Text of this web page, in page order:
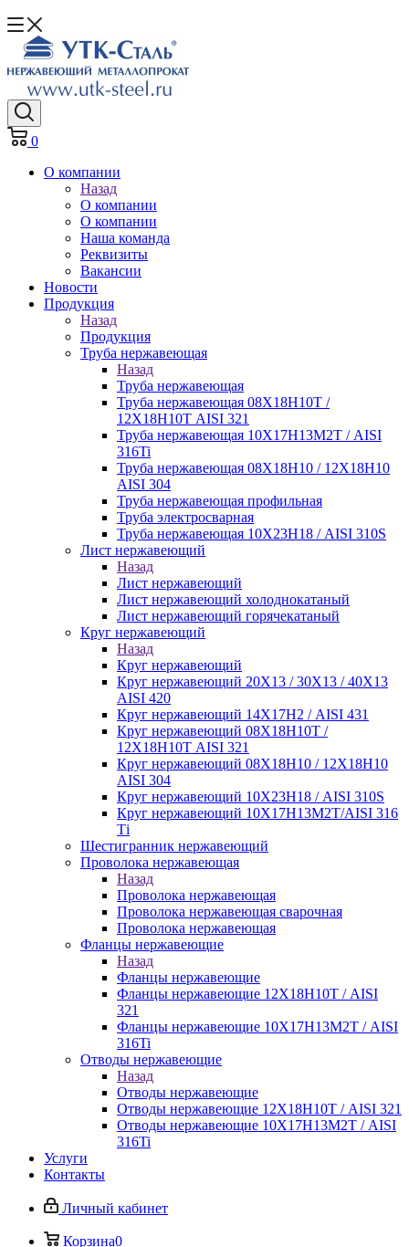
0
О компании
Назад
О компании
О компании
Наша команда
Реквизиты
Вакансии
Новости
Продукция
Назад
Продукция
Труба нержавеющая
Назад
Труба нержавеющая
Труба нержавеющая 08Х18Н10Т /
12Х18Н10Т AISI 321
Труба нержавеющая 10Х17Н13М2Т / AISI
316Ti
Труба нержавеющая 08Х18Н10 / 12Х18Н10
AISI 304
Труба нержавеющая профильная
Труба электросварная
Труба нержавеющая 10Х23Н18 / AISI 310S
Лист нержавеющий
Назад
Лист нержавеющий
Лист нержавеющий холоднокатаный
Лист нержавеющий горячекатаный
Круг нержавеющий
Назад
Круг нержавеющий
Круг нержавеющий 20Х13 / 30Х13 / 40Х13
AISI 420
Круг нержавеющий 14Х17Н2 / AISI 431
Круг нержавеющий 08Х18Н10Т /
12Х18Н10Т AISI 321
Круг нержавеющий 08Х18Н10 / 12Х18Н10
AISI 304
Круг нержавеющий 10Х23Н18 / AISI 310S
Круг нержавеющий 10Х17Н13М2Т/AISI 316
Тi
Шестигранник нержавеющий
Проволока нержавеющая
Назад
Проволока нержавеющая
Проволока нержавеющая сварочная
Проволока нержавеющая
Фланцы нержавеющие
Назад
Фланцы нержавеющие
Фланцы нержавеющие 12Х18Н10Т / AISI
321
Фланцы нержавеющие 10Х17Н13М2Т / AISI
316Ti
Отводы нержавеющие
Назад
Отводы нержавеющие
Отводы нержавеющие 12Х18Н10Т / AISI 321
Отводы нержавеющие 10Х17Н13М2Т / AISI
316Ti
Услуги
Контакты
Личный кабинет
Корзина0